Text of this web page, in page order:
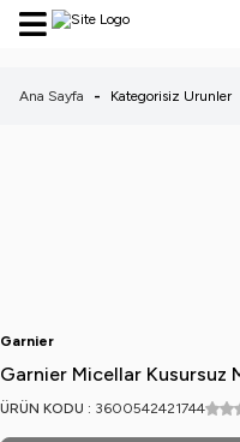
Ana Sayfa - Kategorisiz Urunler
Garnier
Garnier Micellar Kusursuz
ÜRÜN KODU : 3600542421744